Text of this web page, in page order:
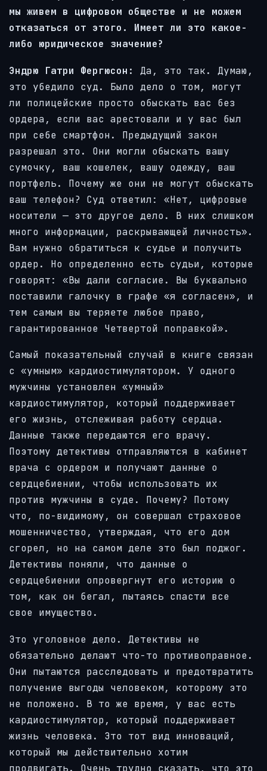
мы живем в цифровом обществе и не можем
отказаться от этого. Имеет ли это какое-
либо юридическое значение?
Эндрю Гатри Фергюсон:
Да, это так. Думаю,
это убедило суд. Было дело о том, могут
ли полицейские просто обыскать вас без
ордера, если вас арестовали и у вас был
при себе смартфон. Предыдущий закон
разрешал это. Они могли обыскать вашу
сумочку, ваш кошелек, вашу одежду, ваш
портфель. Почему же они не могут обыскать
ваш телефон? Суд ответил: «Нет, цифровые
носители — это другое дело. В них слишком
много информации, раскрывающей личность».
Вам нужно обратиться к судье и получить
ордер. Но определенно есть судьи, которые
говорят: «Вы дали согласие. Вы буквально
поставили галочку в графе «я согласен», и
тем самым вы теряете любое право,
гарантированное Четвертой поправкой».
Самый показательный случай в книге связан
с «умным» кардиостимулятором. У одного
мужчины установлен «умный»
кардиостимулятор, который поддерживает
его жизнь, отслеживая работу сердца.
Данные также передаются его врачу.
Поэтому детективы отправляются в кабинет
врача с ордером и получают данные о
сердцебиении, чтобы использовать их
против мужчины в суде. Почему? Потому
что, по-видимому, он совершал страховое
мошенничество, утверждая, что его дом
сгорел, но на самом деле это был поджог.
Детективы поняли, что данные о
сердцебиении опровергнут его историю о
том, как он бегал, пытаясь спасти все
свое имущество.
Это уголовное дело. Детективы не
обязательно делают что-то противоправное.
Они пытаются расследовать и предотвратить
получение выгоды человеком, которому это
не положено. В то же время, у вас есть
кардиостимулятор, который поддерживает
жизнь человека. Это тот вид инноваций,
который мы действительно хотим
продвигать. Очень трудно сказать, что это